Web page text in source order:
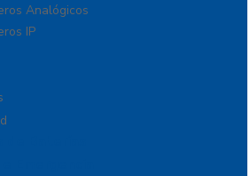
Analógicos
IP
de Baterías
Emergencia